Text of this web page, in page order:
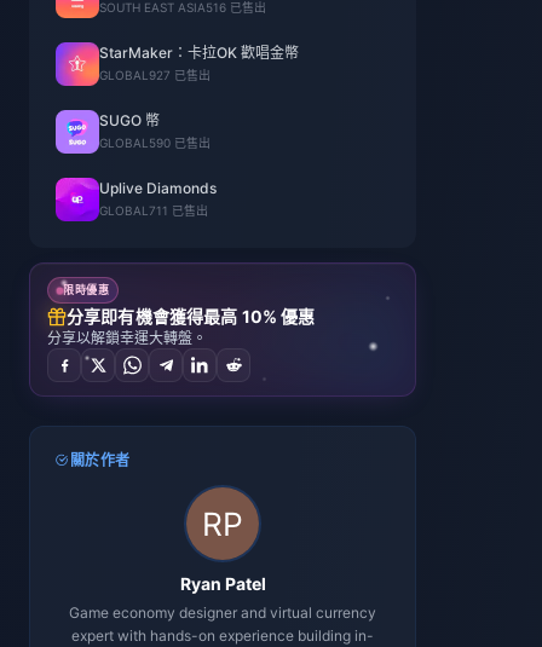
SOUTH EAST ASIA516 已售出
StarMaker：卡拉OK 歡唱金幣
GLOBAL 927 已售出
SUGO 幣
GLOBAL 590 已售出
Uplive Diamonds
GLOBAL 711 已售出
限時優惠
分享即有機會獲得最高 10% 優惠
分享以解鎖幸運大轉盤。
關於作者
Ryan Patel
Game economy designer and virtual currency
expert with hands-on experience building in-